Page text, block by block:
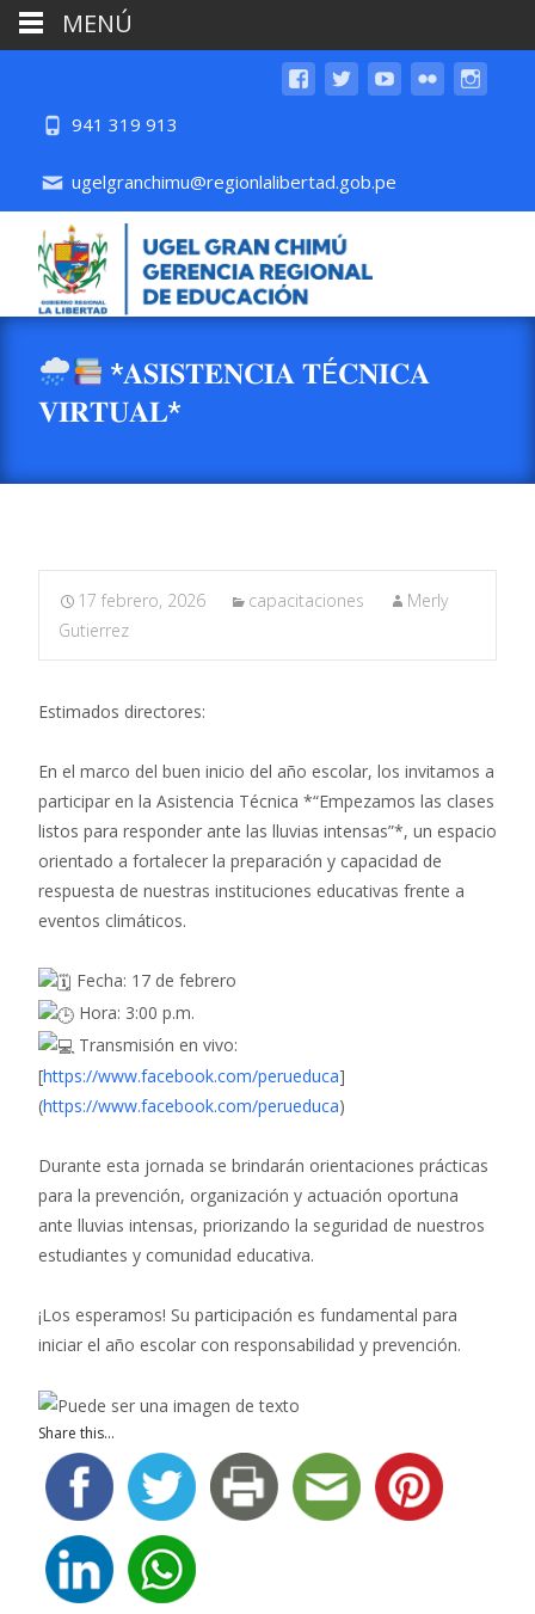
941 319 913
ugelgranchimu@regionlalibertad.gob.pe
*𝐀𝐒𝐈𝐒𝐓𝐄𝐍𝐂𝐈𝐀 𝐓É𝐂𝐍𝐈𝐂𝐀
𝐕𝐈𝐑𝐓𝐔𝐀𝐋*
17 febrero, 2026 capacitaciones
Merly
Gutierrez
Estimados directores:
En el marco del buen inicio del año escolar, los invitamos a
participar en la Asistencia Técnica *“Empezamos las clases
listos para responder ante las lluvias intensas”*, un espacio
orientado a fortalecer la preparación y capacidad de
respuesta de nuestras instituciones educativas frente a
eventos climáticos.
Fecha: 17 de febrero
Hora: 3:00 p.m.
Transmisión en vivo:
[https://www.facebook.com/perueduca]
(https://www.facebook.com/perueduca)
Durante esta jornada se brindarán orientaciones prácticas
para la prevención, organización y actuación oportuna
ante lluvias intensas, priorizando la seguridad de nuestros
estudiantes y comunidad educativa.
¡Los esperamos! Su participación es fundamental para
iniciar el año escolar con responsabilidad y prevención.
Share this...
MENÚ